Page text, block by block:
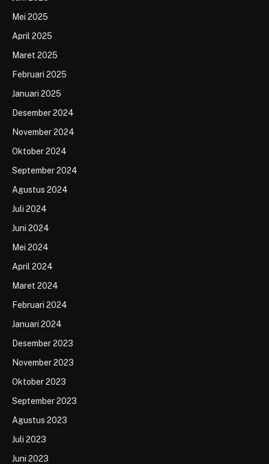
Mei 2025
April 2025
Maret 2025
Februari 2025
Januari 2025
Desember 2024
November 2024
Oktober 2024
September 2024
Agustus 2024
Juli 2024
Juni 2024
Mei 2024
April 2024
Maret 2024
Februari 2024
Januari 2024
Desember 2023
November 2023
Oktober 2023
September 2023
Agustus 2023
Juli 2023
Juni 2023